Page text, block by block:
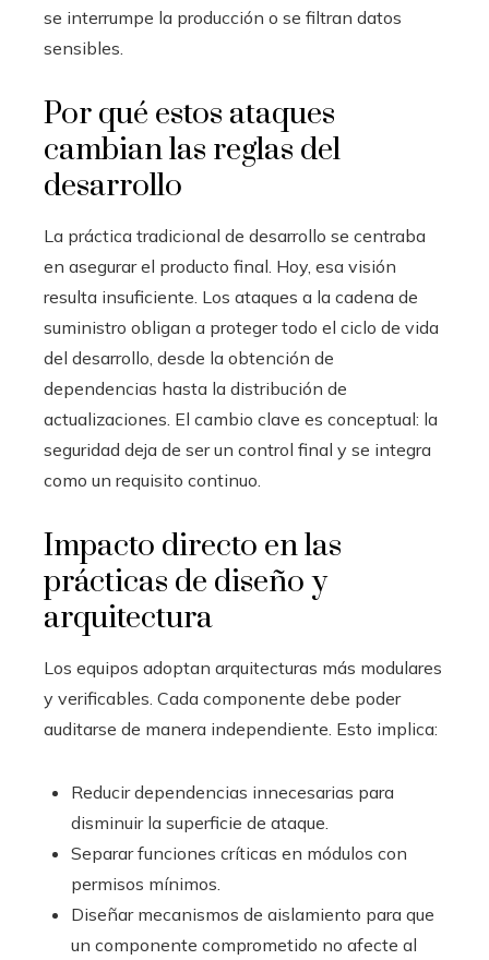
se interrumpe la producción o se filtran datos
sensibles.
Por qué estos ataques
cambian las reglas del
desarrollo
La práctica tradicional de desarrollo se centraba
en asegurar el producto final. Hoy, esa visión
resulta insuficiente. Los ataques a la cadena de
suministro obligan a proteger todo el ciclo de vida
del desarrollo, desde la obtención de
dependencias hasta la distribución de
actualizaciones. El cambio clave es conceptual: la
seguridad deja de ser un control final y se integra
como un requisito continuo.
Impacto directo en las
prácticas de diseño y
arquitectura
Los equipos adoptan arquitecturas más modulares
y verificables. Cada componente debe poder
auditarse de manera independiente. Esto implica:
Reducir dependencias innecesarias para
disminuir la superficie de ataque.
Separar funciones críticas en módulos con
permisos mínimos.
Diseñar mecanismos de aislamiento para que
un componente comprometido no afecte al